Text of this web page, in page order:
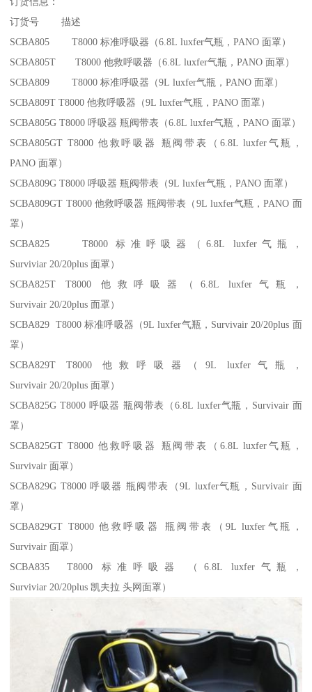
订货号 描述
SCBA805 T8000 标准呼吸器（6.8L luxfer气瓶，PANO 面罩）
SCBA805T T8000 他救呼吸器（6.8L luxfer气瓶，PANO 面罩）
SCBA809 T8000 标准呼吸器（9L luxfer气瓶，PANO 面罩）
SCBA809T T8000 他救呼吸器（9L luxfer气瓶，PANO 面罩）
SCBA805G T8000 呼吸器 瓶阀带表（6.8L luxfer气瓶，PANO 面罩）
SCBA805GT T8000 他救呼吸器 瓶阀带表（6.8L luxfer气瓶，
PANO 面罩）
SCBA809G T8000 呼吸器 瓶阀带表（9L luxfer气瓶，PANO 面罩）
SCBA809GT T8000 他救呼吸器 瓶阀带表（9L luxfer气瓶，PANO 面
罩）
SCBA825 T8000 标准呼吸器（6.8L luxfer气瓶，
Surviviar 20/20plus 面罩）
SCBA825T T8000 他救呼吸器（6.8L luxfer气瓶，
Survivair 20/20plus 面罩）
SCBA829 T8000 标准呼吸器（9L luxfer气瓶，Survivair 20/20plus 面
罩）
SCBA829T T8000 他救呼吸器（9L luxfer气瓶，
Survivair 20/20plus 面罩）
SCBA825G T8000 呼吸器 瓶阀带表（6.8L luxfer气瓶，Survivair 面
罩）
SCBA825GT T8000 他救呼吸器 瓶阀带表（6.8L luxfer气瓶，
Survivair 面罩）
SCBA829G T8000 呼吸器 瓶阀带表（9L luxfer气瓶，Survivair 面
罩）
SCBA829GT T8000 他救呼吸器 瓶阀带表（9L luxfer气瓶，
Survivair 面罩）
SCBA835 T8000 标准呼吸器 （6.8L luxfer气瓶，
Surviviar 20/20plus 凯夫拉 头网面罩）